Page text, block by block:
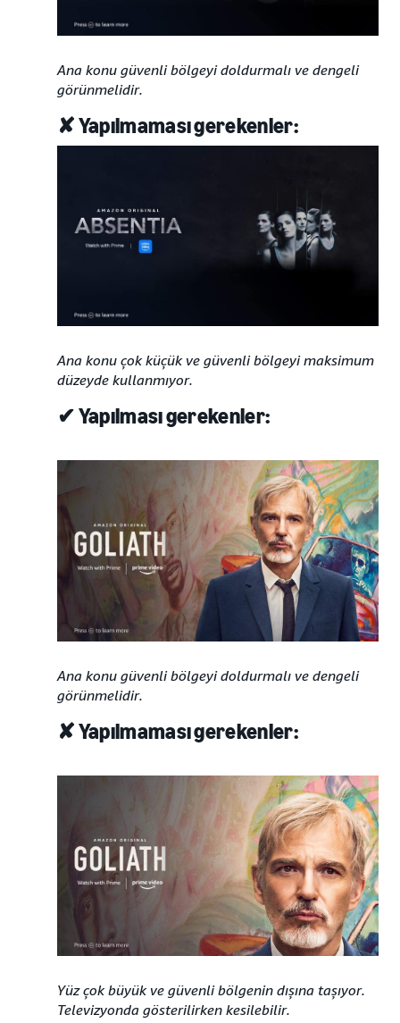
Ana konu güvenli bölgeyi doldurmalı ve dengeli
görünmelidir.
✘ Yapılmaması gerekenler:
Ana konu çok küçük ve güvenli bölgeyi maksimum
düzeyde kullanmıyor.
✔ Yapılması gerekenler:
Ana konu güvenli bölgeyi doldurmalı ve dengeli
görünmelidir.
✘ Yapılmaması gerekenler:
Yüz çok büyük ve güvenli bölgenin dışına taşıyor.
Televizyonda gösterilirken kesilebilir.